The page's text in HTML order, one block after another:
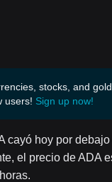
stocks, and gold.
users! Sign up now!
cayó hoy por
el precio de ADA